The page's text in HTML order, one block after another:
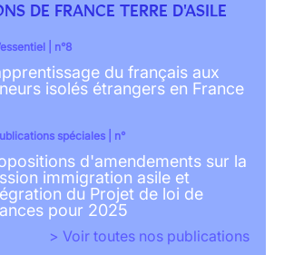
DE FRANCE TERRE D'ASILE
| n°8
du français aux
isolés étrangers en France
spéciales | n°
d'amendements sur la
immigration asile et
du Projet de loi de
pour 2025
> Voir toutes nos publications